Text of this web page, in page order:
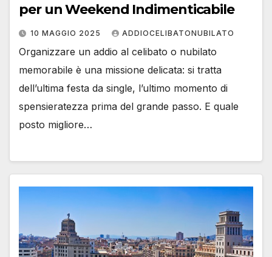
per un Weekend Indimenticabile
10 MAGGIO 2025 ADDIOCELIBATONUBILATO
Organizzare un addio al celibato o nubilato
memorabile è una missione delicata: si tratta
dell’ultima festa da single, l’ultimo momento di
spensieratezza prima del grande passo. E quale
posto migliore…